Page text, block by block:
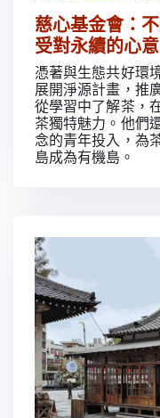
慈心基金會：
受對永續的心意
憑著與生態共好環
展開淨源計畫，推
從學習中了解茶，
茶獨特魅力。他們
念的青年投入，為
島成為有機島。